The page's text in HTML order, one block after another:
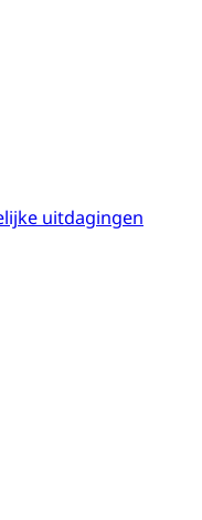
uitdagingen